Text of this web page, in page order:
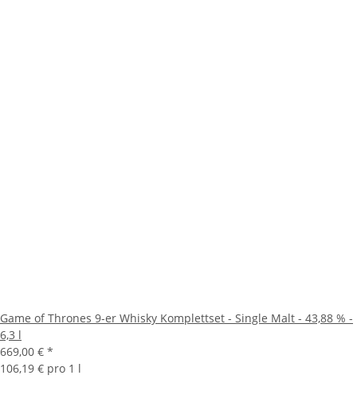
Game of Thrones 9-er Whisky Komplettset - Single Malt - 43,88 % -
6,3 l
669,00 € *
106,19 € pro 1 l